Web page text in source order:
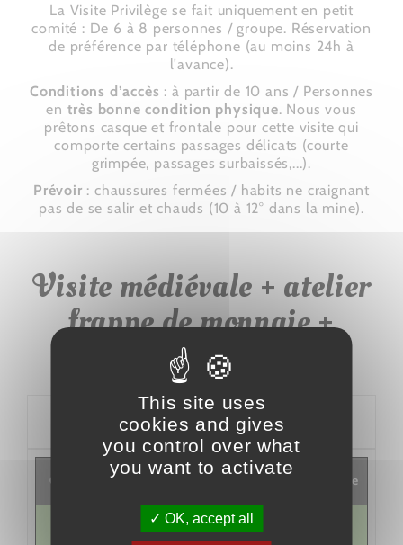
La Visite Privilège se fait uniquement en petit
comité : De 6 à 8 personnes / groupe. Réservation
de préférence par téléphone (au moins 24h à
l'avance).
Conditions d’accès : à partir de 10 ans / Personnes
en très bonne condition physique. Nous vous
prêtons casque et frontale pour cette visite qui
comporte certains passages délicats (courte
grimpée, passages surbaissés,...).
Prévoir : chaussures fermées / habits ne craignant
pas de se salir et chauds (10 à 12° dans la mine).
Visite médiévale + atelier
frappe de monnaie +
apéritif
mer 12 août 2026
Places
Type de
Je réserve
type de
visite :
This site uses
cookies and gives
you control over what
you want to activate
OK, accept all